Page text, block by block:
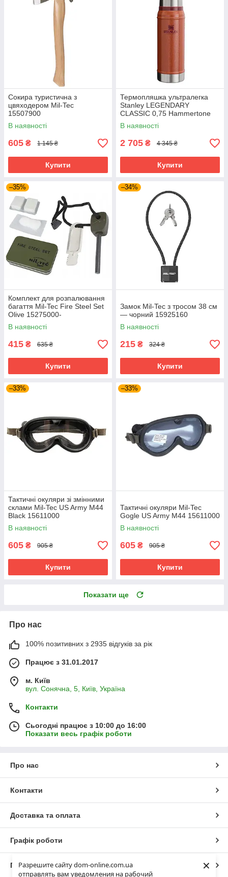
Разрешите сайту dom-online.com.ua
отправлять вам уведомления на рабочий
×
Сокира туристична з
цвяходером Mil-Tec
15507900
В наявності
605 ₴ 1 145 ₴
Купити
Термопляшка ультралегка
Stanley LEGENDARY
CLASSIC 0,75 Hammertone
Clay 10-01612-065
В наявності
2 705 ₴ 4 345 ₴
Купити
–35%
Комплект для розпалювання
багаття Mil-Tec Fire Steel Set
Olive 15275000-
В наявності
415 ₴ 635 ₴
Купити
–34%
Замок Mil-Tec з тросом 38 см
— чорний 15925160
В наявності
215 ₴ 324 ₴
Купити
–33%
Тактичні окуляри зі змінними
склами Mil-Tec US Army M44
Black 15611000
В наявності
605 ₴ 905 ₴
Купити
–33%
Тактичні окуляри Mil-Tec
Gogle US Army M44 15611000
В наявності
605 ₴ 905 ₴
Купити
Показати ще
Про нас
100% позитивних з 2935 відгуків за рік
Працює з 31.01.2017
м. Київ
вул. Сонячна, 5, Київ, Україна
Контакти
Сьогодні працює з 10:00 до 16:00
Показати весь графік роботи
Про нас
Контакти
Доставка та оплата
Графік роботи
Повна версія сайту